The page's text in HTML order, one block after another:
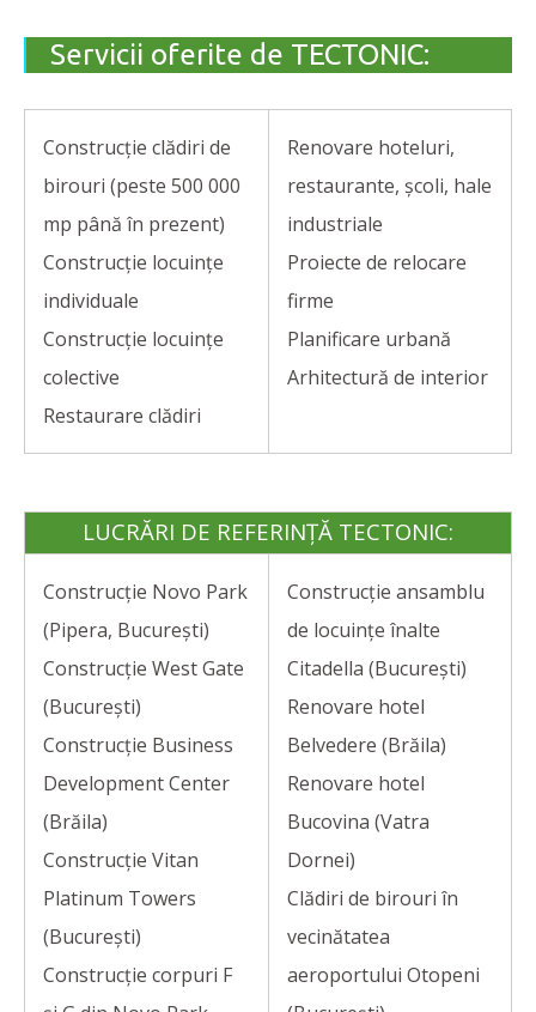
Servicii oferite de TECTONIC:
Construcție clădiri de
birouri (peste 500 000
mp până în prezent)
Construcție locuințe
individuale
Construcție locuințe
colective
Restaurare clădiri
Renovare hoteluri,
restaurante, școli, hale
industriale
Proiecte de relocare
firme
Planificare urbană
Arhitectură de interior
LUCRĂRI DE REFERINȚĂ TECTONIC:
Construcție Novo Park
(Pipera, București)
Construcție West Gate
(București)
Construcție Business
Development Center
(Brăila)
Construcție Vitan
Platinum Towers
(București)
Construcție corpuri F
Construcție ansamblu
de locuințe înalte
Citadella (București)
Renovare hotel
Belvedere (Brăila)
Renovare hotel
Bucovina (Vatra
Dornei)
Clădiri de birouri în
vecinătatea
aeroportului Otopeni